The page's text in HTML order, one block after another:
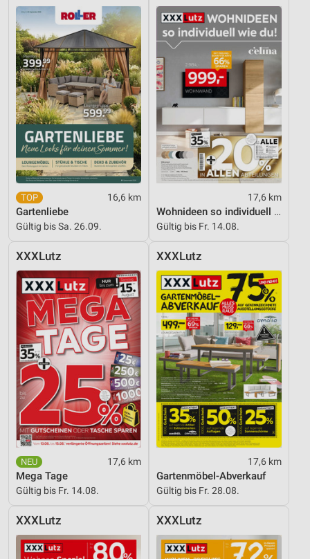
16,6 km
Gartenliebe
Gültig bis Sa. 26.09.
17,6 km
Wohnideen so individuell wie du!
Gültig bis Fr. 14.08.
XXXLutz
17,6 km
Mega Tage
Gültig bis Fr. 14.08.
XXXLutz
17,6 km
Gartenmöbel-Abverkauf
Gültig bis Fr. 28.08.
XXXLutz XXXLutz
Entwicklung und Verbesserung der Angebote
Verwendung reduzierter Daten zur Auswahl von
Inhalten
IAB-Besonderheiten:
Verwendung genauer Standortdaten
Geräte anhand von aktiv angeforderten
Informationen identifizieren
Nicht-IAB-Verarbeitungszwecke:
Notwendig
Performance
Werbung